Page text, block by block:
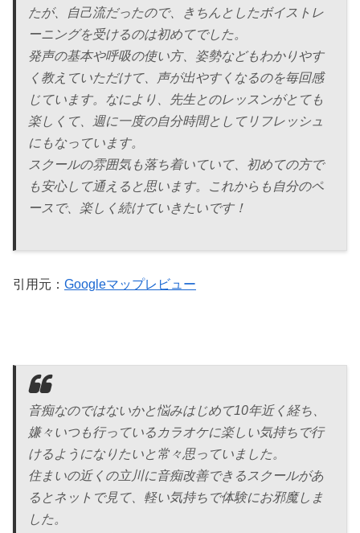
たが、自己流だったので、きちんとしたボイストレ
ーニングを受けるのは初めてでした。
発声の基本や呼吸の使い方、姿勢などもわかりやす
く教えていただけて、声が出やすくなるのを毎回感
じています。なにより、先生とのレッスンがとても
楽しくて、週に一度の自分時間としてリフレッシュ
にもなっています。
スクールの雰囲気も落ち着いていて、初めての方で
も安心して通えると思います。これからも自分のペ
ースで、楽しく続けていきたいです！
引用元： Googleマップレビュー
音痴なのではないかと悩みはじめて10年近く経ち、
嫌々いつも行っているカラオケに楽しい気持ちで行
けるようになりたいと常々思っていました。
住まいの近くの立川に音痴改善できるスクールがあ
るとネットで見て、軽い気持ちで体験にお邪魔しま
した。